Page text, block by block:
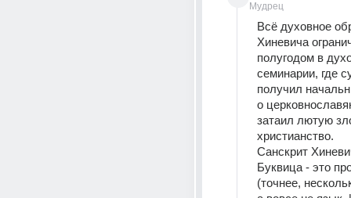
Мудрец
Всё духовное
Хиневича
полугодом в
семинарии, где
получил
о
затаил лютую
христианство.
Санскрит
Буквица - это
(точнее,